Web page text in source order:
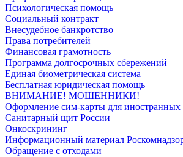
Психологическая помощь
Социальный контракт
Внесудебное банкротство
Права потребителей
Финансовая грамотность
Программа долгосрочных сбережений
Единая биометрическая система
Бесплатная юридическая помощь
ВНИМАНИЕ! МОШЕННИКИ!
Оформление сим-карты для иностранных
Санитарный щит России
Онкоскрининг
Информационный материал
Обращение с отходами